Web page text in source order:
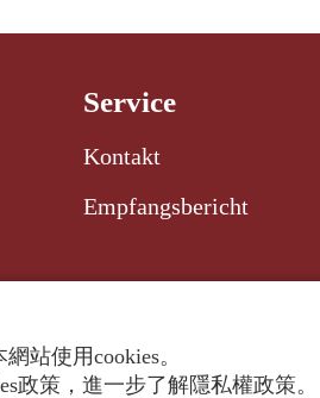
Service
Kontakt
Empfangsbericht
站使用cookies。
政策，進一步了解隱私權政策。